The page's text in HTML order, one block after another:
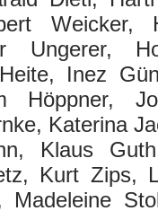
Weicker,
Ungerer,
Inez
Höppner,
Katerina
Klaus
Kurt Zips,
Madeleine